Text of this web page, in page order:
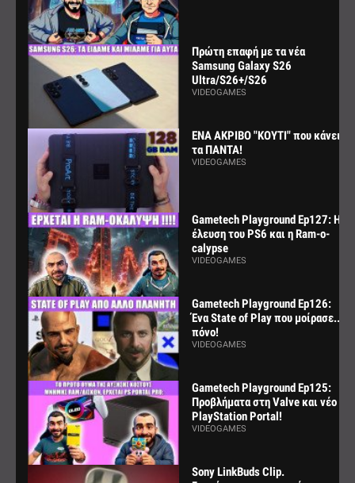
Πρώτη επαφή με τα νέα
Samsung Galaxy S26
Ultra/S26+/S26
VIDEOGAMES
ΕΝΑ ΑΚΡΙΒΟ "ΚΟΥΤΙ" που κάνει
τα ΠΑΝΤΑ!
VIDEOGAMES
Gametech Playground Ep127: Η
έλευση του PS6 και η Ram-o-
calypse
VIDEOGAMES
Gametech Playground Ep126:
Ένα State of Play που μοίρασε...
πόνο!
VIDEOGAMES
Gametech Playground Ep125:
Προβλήματα στη Valve και νέο
PlayStation Portal!
VIDEOGAMES
Sony LinkBuds Clip.